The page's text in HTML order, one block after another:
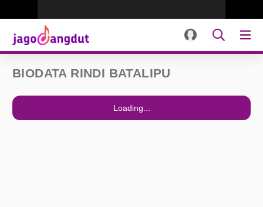
BIODATA RINDI BATALIPU
Loading...